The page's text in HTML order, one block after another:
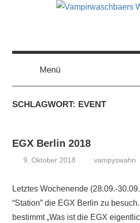
Wahnsinn
mein
mein
Menü
SCHLAGWORT: EVENT
EGX Berlin 2018
9. Oktober 2018 vampyswahn
Letztes Wochenende (28.09.-
“Station” die EGX Berlin zu
bestimmt „Was ist die EGX